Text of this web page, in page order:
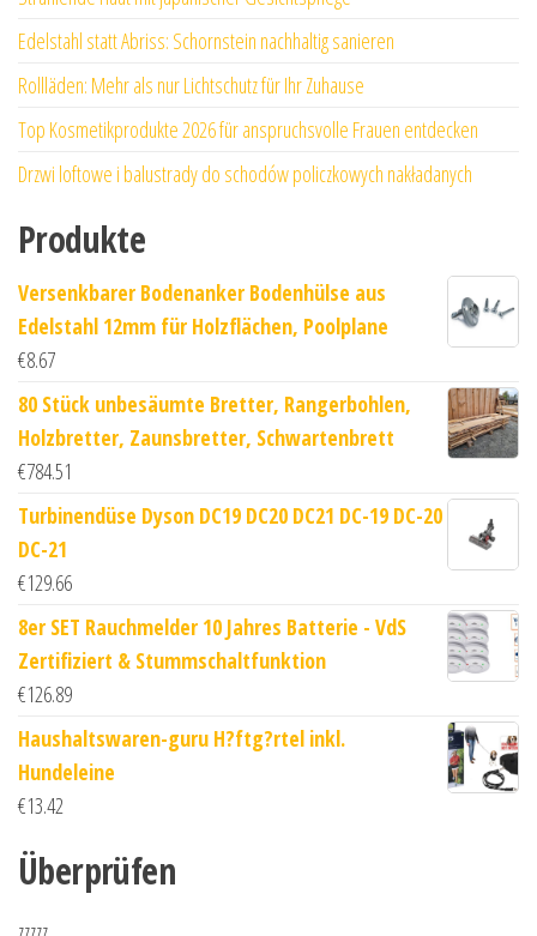
Edelstahl statt Abriss: Schornstein nachhaltig sanieren
Rollläden: Mehr als nur Lichtschutz für Ihr Zuhause
Top Kosmetikprodukte 2026 für anspruchsvolle Frauen entdecken
Drzwi loftowe i balustrady do schodów policzkowych nakładanych
Produkte
Versenkbarer Bodenanker Bodenhülse aus
Edelstahl 12mm für Holzflächen, Poolplane
€8.67
80 Stück unbesäumte Bretter, Rangerbohlen,
Holzbretter, Zaunsbretter, Schwartenbrett
€784.51
Turbinendüse Dyson DC19 DC20 DC21 DC-19 DC-20
DC-21
€129.66
8er SET Rauchmelder 10 Jahres Batterie - VdS
Zertifiziert & Stummschaltfunktion
€126.89
Haushaltswaren-guru H?ftg?rtel inkl.
Hundeleine
€13.42
Überprüfen